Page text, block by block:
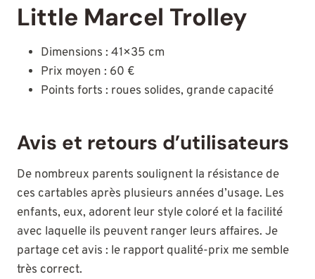
Little Marcel Trolley
Dimensions : 41×35 cm
Prix moyen : 60 €
Points forts : roues solides, grande capacité
Avis et retours d’utilisateurs
De nombreux parents soulignent la résistance de
ces cartables après plusieurs années d’usage. Les
enfants, eux, adorent leur style coloré et la facilité
avec laquelle ils peuvent ranger leurs affaires. Je
partage cet avis : le rapport qualité-prix me semble
très correct.